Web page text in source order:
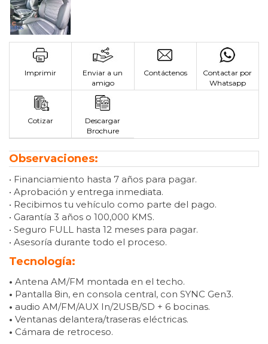
Imprimir
Enviar a un
amigo
Contáctenos
Contactar por
Whatsapp
Cotizar
Descargar
Brochure
Observaciones:
• Financiamiento hasta 7 años para pagar.
• Aprobación y entrega inmediata.
• Recibimos tu vehículo como parte del pago.
• Garantía 3 años o 100,000 KMS.
• Seguro FULL hasta 12 meses para pagar.
• Asesoría durante todo el proceso.
Tecnología:
• Antena AM/FM montada en el techo.
• Pantalla 8in, en consola central, con SYNC Gen3.
• audio AM/FM/AUX In/2USB/SD + 6 bocinas.
• Ventanas delantera/traseras eléctricas.
• Cámara de retroceso.